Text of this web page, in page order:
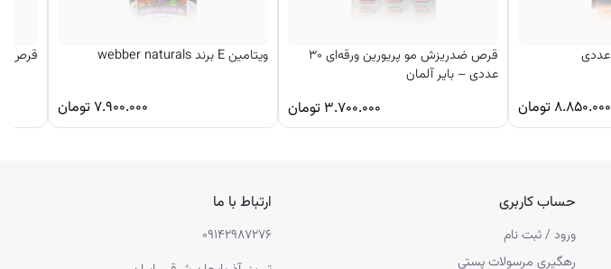
۸.۸۵۰.۰۰۰تومان
قرص ضدریزش مو پریورین ورقه‌ای ۳۰
عددی – بایر آلمان
۳.۷۰۰.۰۰۰ تومان
ویتامین E برند webber naturals
۷.۹۰۰.۰۰۰تومان
قرص
حساب کاربری
ورود / ثبت نام
رهگیری مرسولات پستی
ارتباط با ما
۰۹۱۴۲۹۸۷۲۷۶